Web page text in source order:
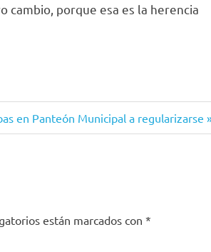
cambio, porque esa es la herencia
en Panteón Municipal a regularizarse
están marcados con *